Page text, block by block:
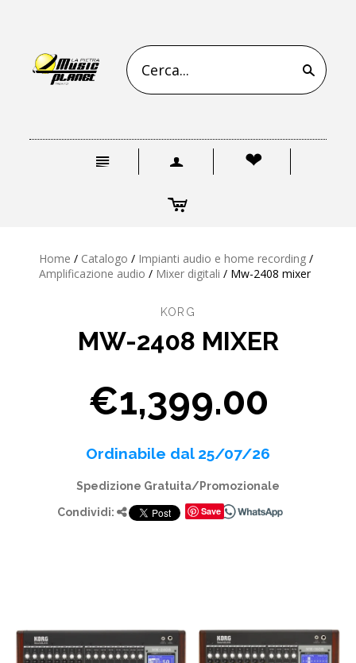
s
n a ❤
c
Home / Catalogo / Impianti audio e home recording /
Amplificazione audio / Mixer digitali / Mw-2408 mixer
KORG
MW-2408 MIXER
€1,399.00
Ordinabile dal 25/07/26
Spedizione Gratuita/Promozionale
Save